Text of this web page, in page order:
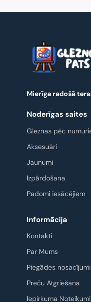
Mierīga radošā
Noderīgas saites
Gleznas pēc
Aksesuāri
Jaunumi
Izpārdošana
Padomi iesācējiem
Informācija
Kontakti
Par Mums
Piegādes nosacījumi
Preču Atgriešana
Iepirkuma Noteikumi